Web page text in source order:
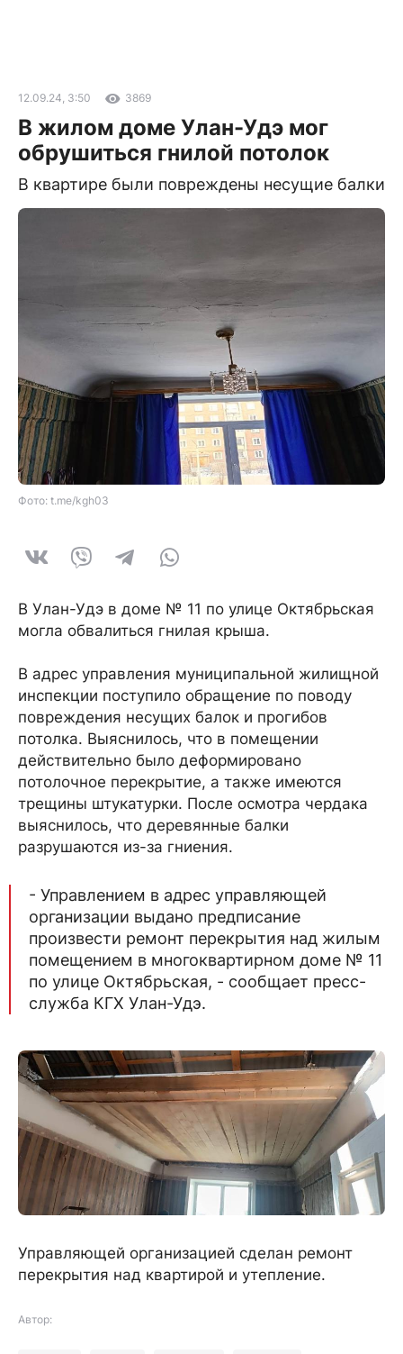
12.09.24, 3:50 3869
В жилом доме Улан-Удэ мог
обрушиться гнилой потолок
В квартире были повреждены несущие балки
Фото: t.me/kgh03
В Улан-Удэ в доме № 11 по улице Октябрьская
могла обвалиться гнилая крыша.
В адрес управления муниципальной жилищной
инспекции поступило обращение по поводу
повреждения несущих балок и прогибов
потолка. Выяснилось, что в помещении
действительно было деформировано
потолочное перекрытие, а также имеются
трещины штукатурки. После осмотра чердака
выяснилось, что деревянные балки
разрушаются из-за гниения.
- Управлением в адрес управляющей
организации выдано предписание
произвести ремонт перекрытия над жилым
помещением в многоквартирном доме № 11
по улице Октябрьская, - сообщает пресс-
служба КГХ Улан-Удэ.
Управляющей организацией сделан ремонт
перекрытия над квартирой и утепление.
Автор: